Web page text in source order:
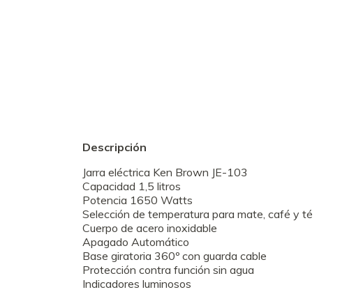
Descripción
Jarra eléctrica Ken Brown JE-103
Capacidad 1,5 litros
Potencia 1650 Watts
Selección de temperatura para mate, café y té
Cuerpo de acero inoxidable
Apagado Automático
Base giratoria 360º con guarda cable
Protección contra función sin agua
Indicadores luminosos